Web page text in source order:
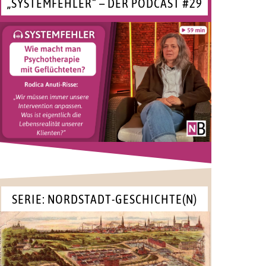
„SYSTEMFEHLER“ – DER PODCAST #29
SERIE: NORDSTADT-GESCHICHTE(N)